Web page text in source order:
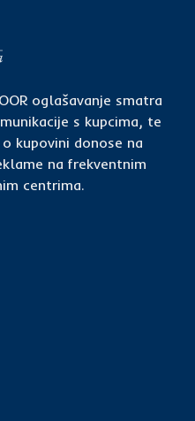
oglašavanje smatra
s kupcima, te
kupovini donose na
na frekventnim
centrima.